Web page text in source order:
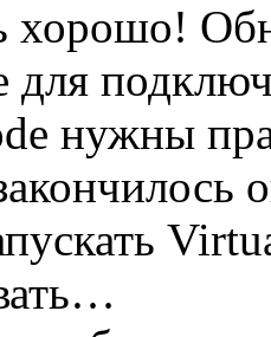
хорошо!
для
нужны